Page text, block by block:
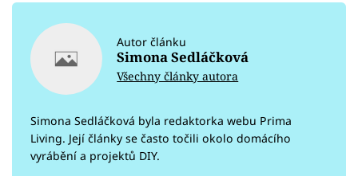
Autor článku
Simona Sedláčková
Všechny články autora
Simona Sedláčková byla redaktorka webu Prima
Living. Její články se často točili okolo domácího
vyrábění a projektů DIY.